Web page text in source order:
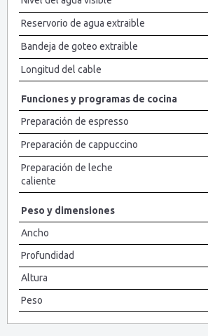
Reservorio de agua extraible
Bandeja de goteo extraible
Longitud del cable
Funciones y programas de cocina
Preparación de espresso
Preparación de cappuccino
Preparación de leche
caliente
Peso y dimensiones
Ancho
Profundidad
Altura
Peso